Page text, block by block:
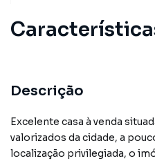
Descrição
Excelente casa à venda
valorizados da cidade, a
localização privilegiada, o